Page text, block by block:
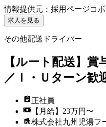
情報提供元 ： 採用ページコボ
求人を見る
その他配送ドライバー
【ルート配送】
／Ｉ・Ｕターン歓
正社員
【月給】23万円〜
株式会社九州児湯フ